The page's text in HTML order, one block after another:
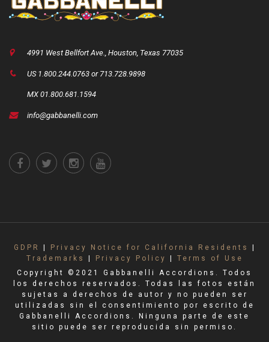
4991 West Bellfort Ave., Houston, Texas 77035
US 1.800.244.0763 or 713.728.9898
MX 01.800.681.1594
info@gabbanelli.com
GDPR Privacy Notice for California Residents
Trademarks
Privacy Policy
Terms of Use
Copyright ©2021 Gabbanelli Accordions. Todos
los derechos reservados. Todas las fotos están
sujetas a derechos de autor y no pueden ser
utilizadas sin el consentimiento por escrito de
Gabbanelli Accordions. Ninguna parte de este
sitio puede ser reproducida sin permiso.